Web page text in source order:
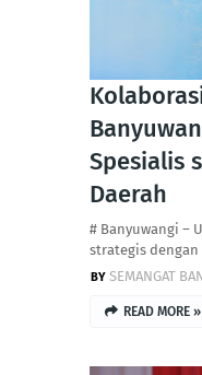
Spesialis
Daerah
# Banyuwangi –
strategis
SEMANGAT
READ MORE »